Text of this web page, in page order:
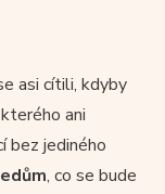
asi cítili, kdyby
ani
bez jediného
, co se bude